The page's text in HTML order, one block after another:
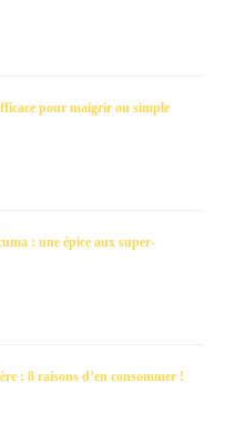
pour maigrir ou simple
: une épice aux super-
: 8 raisons d’en consommer !